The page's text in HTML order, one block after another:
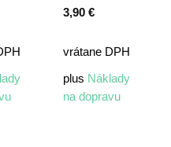
3,90 €
vrátane DPH
plus Náklady
na dopravu